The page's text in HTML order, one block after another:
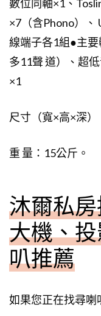
數位同軸×1、
×7（含Phono）、
線端子各1組●主
多11聲 道）、超
×1
尺寸（寬×高×深
重 量：15公斤。
沐爾私
大機、
叭推薦
如果您正在找尋喇